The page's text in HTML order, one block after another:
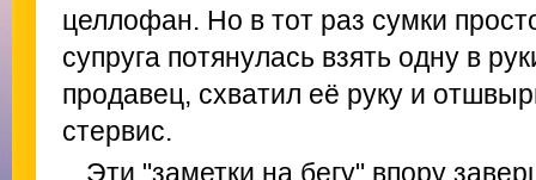
целлофан. Но в тот раз сумки
супруга потянулась взять одну в
продавец, схватил её руку и
стервис.
Эти "заметки на бегу" впору